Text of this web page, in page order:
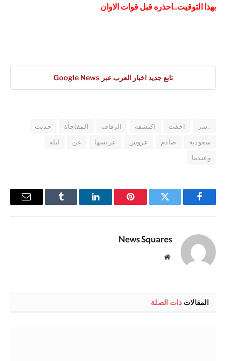
بهذا التوقيت..احذره قبل قوات الاوان
تابع جديد اخبار العرب عبر Google News
..سر اخفت اكتشفه الزفاف المفاجأة
حدثت
سعودية
صادم عروس عريسها عن
ليلة
وعندما
فيسبوك تويتر بينتيريستلينكدإن Tumblr
البريد
News Squares
موقع
المقالات ذات الصلة